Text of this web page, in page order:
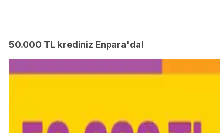
50.000 TL krediniz Enpara'da!